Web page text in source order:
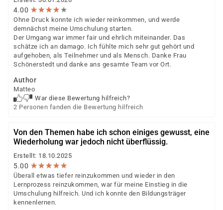
Auswertung und Erstellung eines Profils
4.00 ★★★★★
★★★★★
Ohne Druck konnte ich wieder reinkommen, und werde
demnächst meine Umschulung starten.
Der Umgang war immer fair und ehrlich miteinander. Das
schätze ich an damago. Ich fühlte mich sehr gut gehört und
aufgehoben, als Teilnehmer und als Mensch. Danke Frau
Schönerstedt und danke ans gesamte Team vor Ort.
Author
Matteo
War diese Bewertung hilfreich?
2 Personen fanden die Bewertung hilfreich
Von den Themen habe ich schon einiges gewusst, eine
Wiederholung war jedoch nicht überflüssig.
Erstellt: 18.10.2025
5.00 ★★★★★
★★★★★
Überall etwas tiefer reinzukommen und wieder in den
Lernprozess reinzukommen, war für meine Einstieg in die
Umschulung hilfreich. Und ich konnte den Bildungsträger
kennenlernen.